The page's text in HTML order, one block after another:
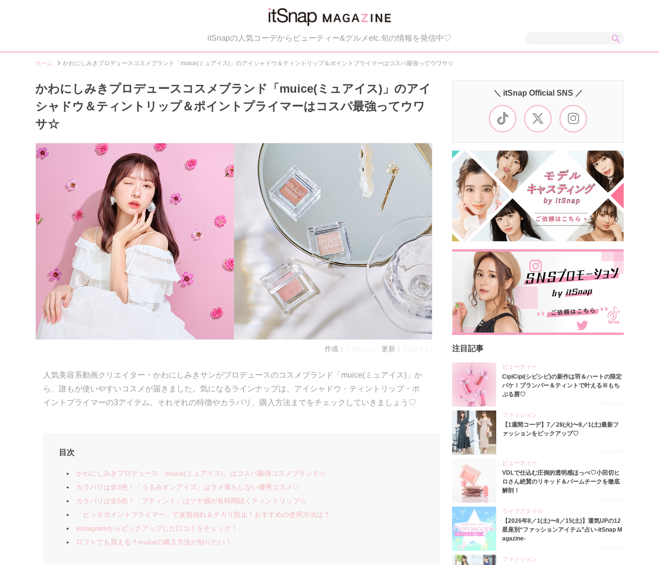
itSnapの人気コーデからビューティー&グルメetc.旬の情報を発信中♡
ホーム かわにしみきプロデュースコスメブランド「muice(ミュアイス)」のアイシャドウ＆ティントリップ＆ポイントプライマーはコスパ最強ってウワサ☆
かわにしみきプロデュースコスメブランド「muice(ミュアイス)」のアイ
シャドウ＆ティントリップ＆ポイントプライマーはコスパ最強ってウワ
サ☆
作成：2023.4.12 更新：2023.4.11
人気美容系動画クリエイター・かわにしみきサンがプロデュースのコスメブランド「muice(ミュアイス)」か
ら、誰もが使いやすいコスメが届きました。気になるラインナップは、アイシャドウ・ティントリップ・ポ
イントプライマーの3アイテム。それぞれの特徴やカラバリ、購入方法までをチェックしていきましょう♡
目次
かわにしみきプロデュース「muice(ミュアイス)」はコスパ最強コスメブランド☆
カラバリは全3色！「うるみオンアイズ」はラメ落ちしない優秀コスメ♡
カラバリは全5色！「プティント」はツヤ感が長時間続くティントリップ☆
「ピッタポイントプライマー」で皮脂崩れ＆テカリ防止！おすすめの使用方法は？
Instagramからピックアップした口コミをチェック！
ロフトでも買える？muiceの購入方法が知りたい！
＼ itSnap Official SNS ／
注目記事
ビューティー
CipiCipi(シピシピ)の新作は羽＆ハートの限定
パケ！プランパー＆ティントで叶える※もち
ぷる唇♡
2026.8.6
ファッション
【1週間コーデ】7／28(火)〜8／1(土)最新フ
ァッションをピックアップ♡
2026.8.5
ビューティー
VDLで仕込む圧倒的透明感ほっぺ♡小田切ヒ
ロさん絶賛のリキッド＆バームチークを徹底
解剖！
2026.8.4
ライフスタイル
【2026年8／1(土)〜8／15(土)】運気UPの12
星座別“ファッションアイテム”占い-itSnap M
agazine-
2026.8.1
ファッション